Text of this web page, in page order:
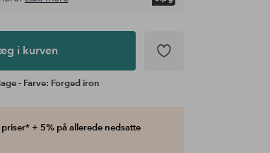
i kurven
- Farve: Forged iron
+ 5% på allerede nedsatte